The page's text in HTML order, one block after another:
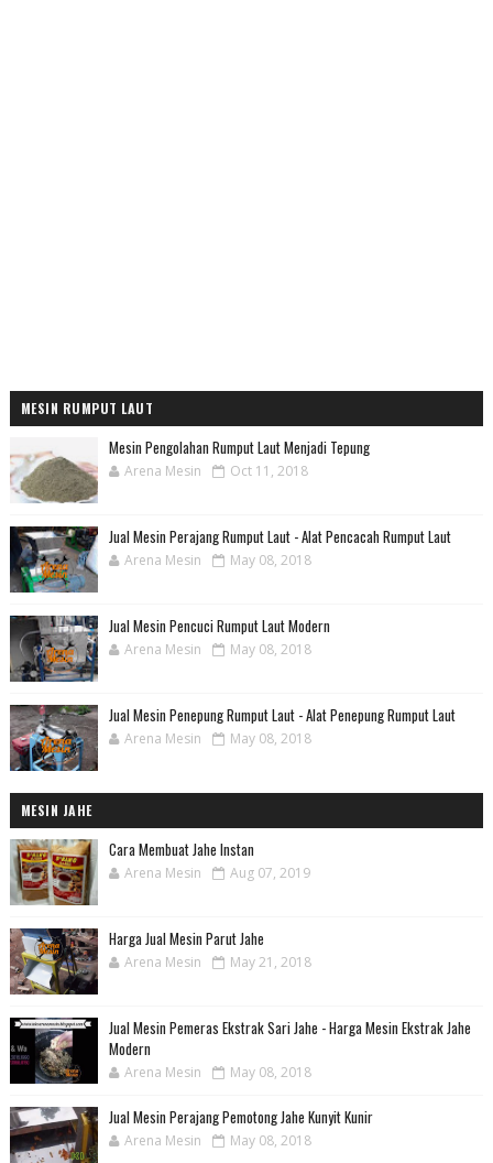
MESIN RUMPUT LAUT
Mesin Pengolahan Rumput Laut Menjadi Tepung
Arena Mesin Oct 11, 2018
Jual Mesin Perajang Rumput Laut - Alat Pencacah Rumput Laut
Arena Mesin May 08, 2018
Jual Mesin Pencuci Rumput Laut Modern
Arena Mesin May 08, 2018
Jual Mesin Penepung Rumput Laut - Alat Penepung Rumput Laut
Arena Mesin May 08, 2018
MESIN JAHE
Cara Membuat Jahe Instan
Arena Mesin Aug 07, 2019
Harga Jual Mesin Parut Jahe
Arena Mesin May 21, 2018
Jual Mesin Pemeras Ekstrak Sari Jahe - Harga Mesin Ekstrak Jahe
Modern
Arena Mesin May 08, 2018
Jual Mesin Perajang Pemotong Jahe Kunyit Kunir
Arena Mesin May 08, 2018